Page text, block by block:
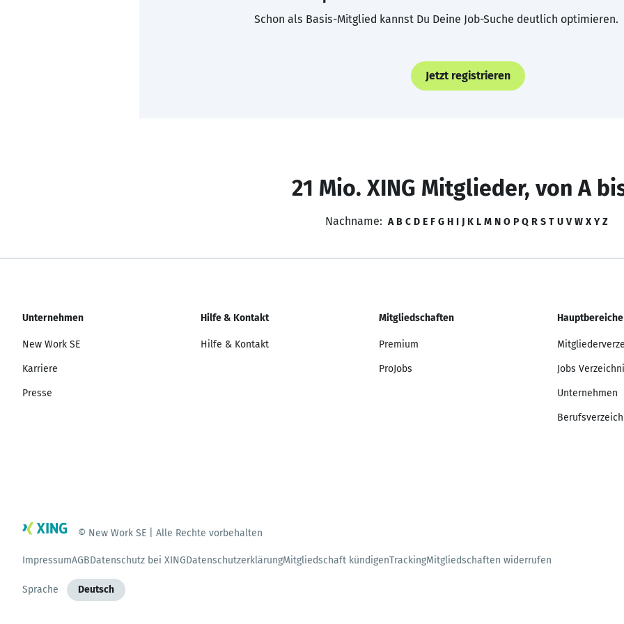
Schon als Basis-Mitglied kannst Du Deine Job-Suche deutlich optimieren.
Jetzt registrieren
21 Mio. XING Mitglieder, von A
Nachname: A B C D E F G H I J K L M N O P Q R S T U V W X Y Z
Unternehmen
New Work SE
Karriere
Presse
Hilfe & Kontakt
Hilfe & Kontakt
Mitgliedschaften
Premium
ProJobs
Hauptbereiche
Jobs
Unternehmen
© New Work SE | Alle Rechte vorbehalten
ImpressumAGBDatenschutz bei XINGDatenschutzerklärungMitgliedschaft kündigenTrackingMitgliedschaften widerrufen
Sprache Deutsch